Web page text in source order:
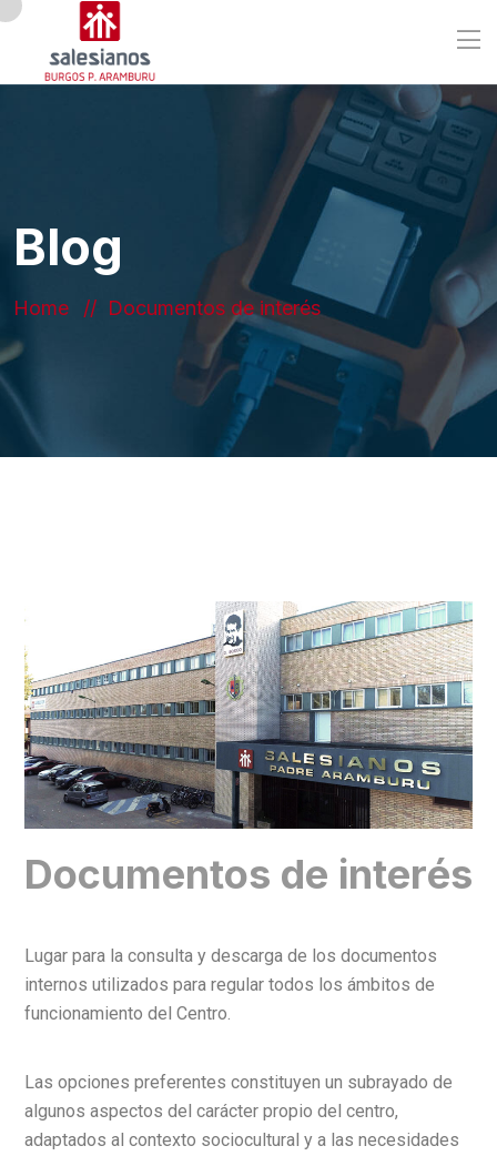
Blog
Home Documentos de interés
DOCS
Documentos de interés
Lugar para la consulta y descarga de los documentos
internos utilizados para regular todos los ámbitos de
funcionamiento del Centro.
Las opciones preferentes constituyen un subrayado de
algunos aspectos del carácter propio del centro,
adaptados al contexto sociocultural y a las necesidades